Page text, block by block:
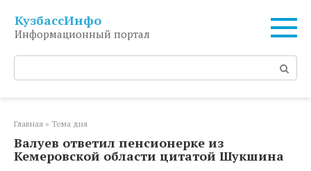
контенту
КузбассИнфо
Информационный портал
Поиск:
Главная » Тема дня
Валуев ответил пенсионерке из
Кемеровской области цитатой Шукшина